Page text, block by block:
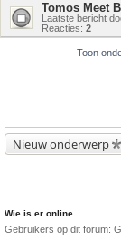
Tomos Meet
Laatste bericht
Reacties: 2
Toon
Nieuw onderwerp
Wie is er online
Gebruikers op dit forum: